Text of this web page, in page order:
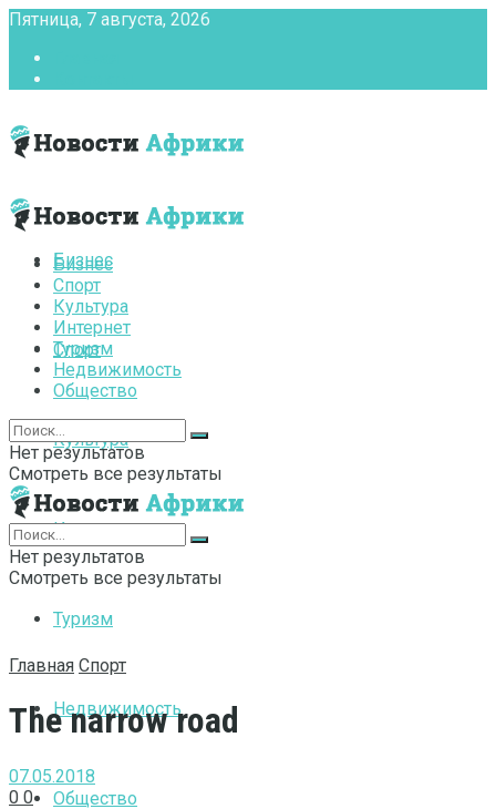
Пятница, 7 августа, 2026
Бизнес
Спорт
Культура
Интернет
Туризм
Недвижимость
Общество
Бизнес
Спорт
Культура
Интернет
Туризм
Недвижимость
Общество
Нет результатов
Смотреть все результаты
Нет результатов
Смотреть все результаты
Главная Спорт
The narrow road
07.05.2018
0 0